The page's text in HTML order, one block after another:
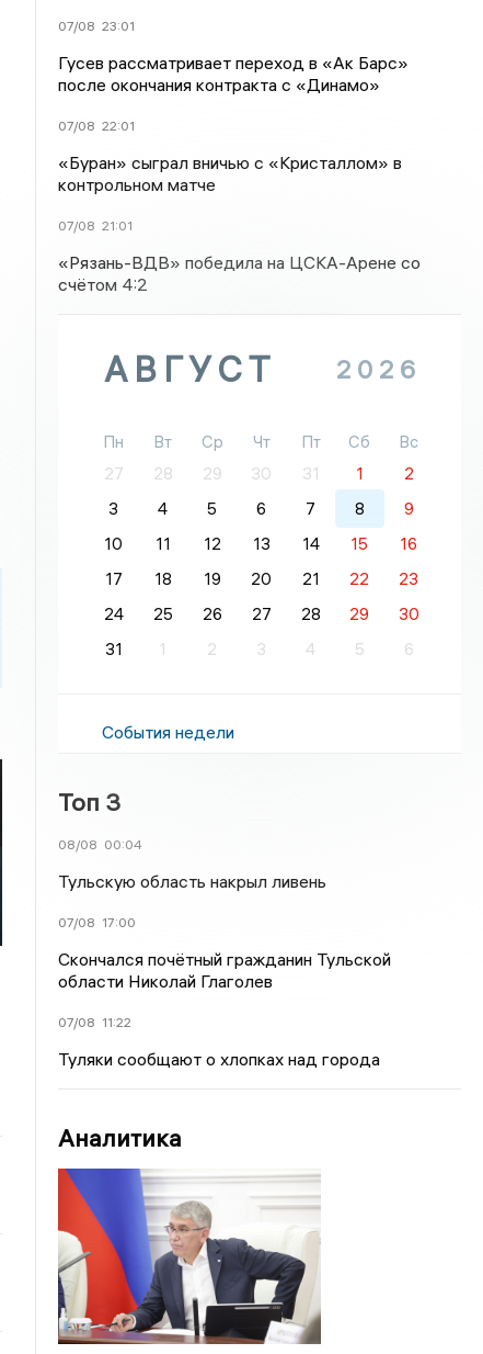
07/08 23:01
Гусев рассматривает переход в «Ак Барс»
после окончания контракта с «Динамо»
07/08 22:01
«Буран» сыграл вничью с «Кристаллом» в
контрольном матче
07/08 21:01
«Рязань-ВДВ» победила на ЦСКА-Арене со
счётом 4:2
АВГУСТ 2026
Пн Вт Ср Чт Пт Сб
Вс
27
28 29 30 31 1
2
3
4 5 6 7 8
9
10
11 12 13 14 15
16
17
18 19 20 21 22
23
24
25 26 27 28 29
30
31
1 2 3 4 5 6
События недели
Топ 3
08/08 00:04
Тульскую область накрыл ливень
07/08 17:00
Скончался почётный гражданин Тульской
области Николай Глаголев
07/08 11:22
Туляки сообщают о хлопках над города
Аналитика